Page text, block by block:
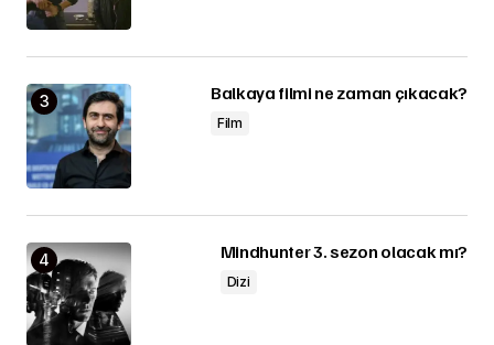
Balkaya filmi ne zaman çıkacak?
Film
Mindhunter 3. sezon olacak mı?
Dizi